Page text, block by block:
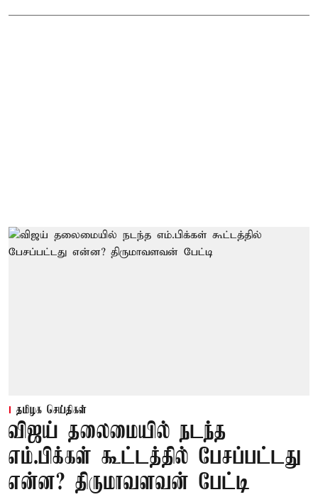
தமிழக செய்திகள்
விஜய் தலைமையில் நடந்த
எம்.பிக்கள் கூட்டத்தில் பேசப்பட்டது
என்ன? திருமாவளவன் பேட்டி